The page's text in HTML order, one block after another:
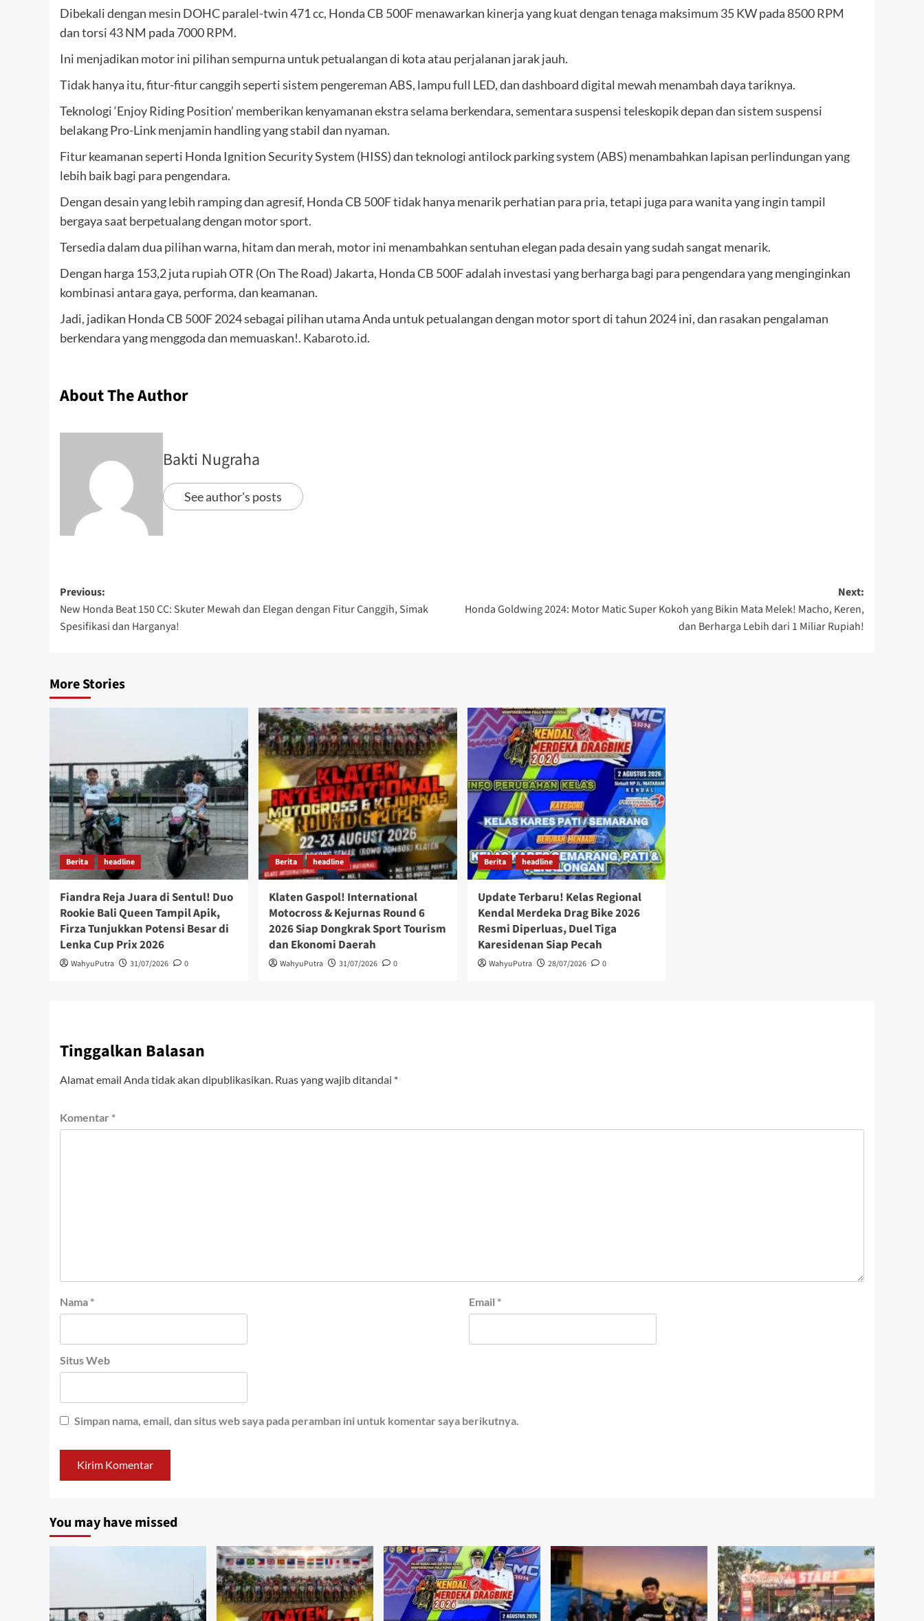
Dibekali dengan mesin DOHC paralel-twin 471 cc, Honda CB 500F menawarkan kinerja yang kuat dengan tenaga maksimum 35 KW pada 8500 RPM
dan torsi 43 NM pada 7000 RPM.
Ini menjadikan motor ini pilihan sempurna untuk petualangan di kota atau perjalanan jarak jauh.
Tidak hanya itu, fitur-fitur canggih seperti sistem pengereman ABS, lampu full LED, dan dashboard digital mewah menambah daya tariknya.
Teknologi ‘Enjoy Riding Position’ memberikan kenyamanan ekstra selama berkendara, sementara suspensi teleskopik depan dan sistem suspensi
belakang Pro-Link menjamin handling yang stabil dan nyaman.
Fitur keamanan seperti Honda Ignition Security System (HISS) dan teknologi antilock parking system (ABS) menambahkan lapisan perlindungan yang
lebih baik bagi para pengendara.
Dengan desain yang lebih ramping dan agresif, Honda CB 500F tidak hanya menarik perhatian para pria, tetapi juga para wanita yang ingin tampil
bergaya saat berpetualang dengan motor sport.
Tersedia dalam dua pilihan warna, hitam dan merah, motor ini menambahkan sentuhan elegan pada desain yang sudah sangat menarik.
Dengan harga 153,2 juta rupiah OTR (On The Road) Jakarta, Honda CB 500F adalah investasi yang berharga bagi para pengendara yang menginginkan
kombinasi antara gaya, performa, dan keamanan.
Jadi, jadikan Honda CB 500F 2024 sebagai pilihan utama Anda untuk petualangan dengan motor sport di tahun 2024 ini, dan rasakan pengalaman
berkendara yang menggoda dan memuaskan!. Kabaroto.id.
About The Author
Bakti Nugraha
See author's posts
Previous:
New Honda Beat 150 CC: Skuter Mewah dan Elegan dengan Fitur Canggih, Simak
Spesifikasi dan Harganya!
Next:
Honda Goldwing 2024: Motor Matic Super Kokoh yang Bikin Mata Melek! Macho, Keren,
dan Berharga Lebih dari 1 Miliar Rupiah!
More Stories
Berita headline
Fiandra Reja Juara di Sentul! Duo
Rookie Bali Queen Tampil Apik,
Firza Tunjukkan Potensi Besar di
Lenka Cup Prix 2026
WahyuPutra 31/07/2026 0
Berita headline
Klaten Gaspol! International
Motocross & Kejurnas Round 6
2026 Siap Dongkrak Sport Tourism
dan Ekonomi Daerah
WahyuPutra 31/07/2026 0
Berita headline
Update Terbaru! Kelas Regional
Kendal Merdeka Drag Bike 2026
Resmi Diperluas, Duel Tiga
Karesidenan Siap Pecah
WahyuPutra 28/07/2026 0
Tinggalkan Balasan
Alamat email Anda tidak akan dipublikasikan. Ruas yang wajib ditandai *
Komentar *
Nama * Email *
Situs Web
Simpan nama, email, dan situs web saya pada peramban ini untuk komentar saya berikutnya.
You may have missed